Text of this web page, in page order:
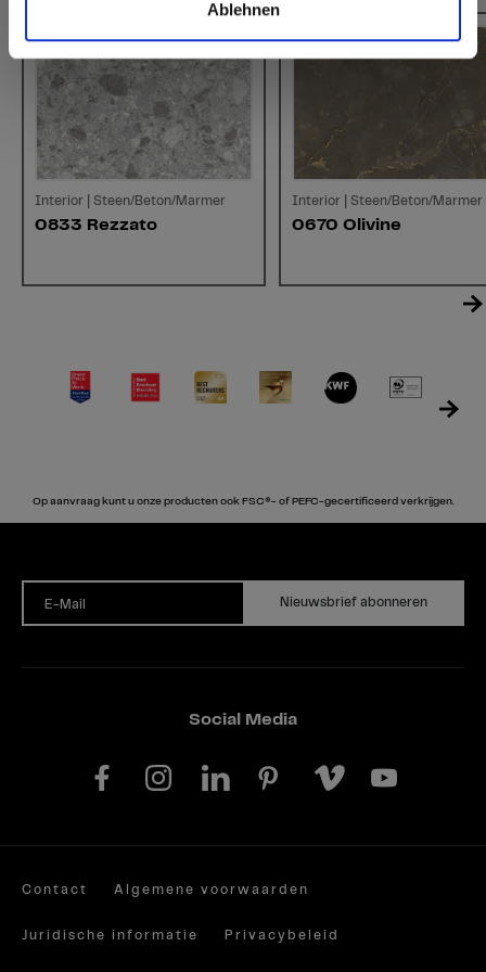
Ablehnen
Interior | Steen/Beton/Marmer
0833 Rezzato
Interior | Steen/Beton/Marmer
0670 Olivine
Op aanvraag kunt u onze producten ook FSC®- of PEFC-gecertificeerd verkrijgen.
E-Mail Nieuwsbrief abonneren
Social Media
Contact Algemene voorwaarden
Juridische informatie Privacybeleid